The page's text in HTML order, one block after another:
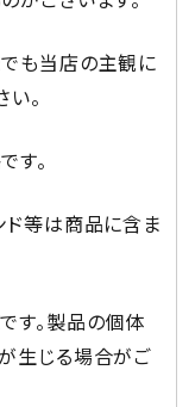
も当店の主観に
。
す。
ド等は商品に含ま
す。製品の個体
生じる場合がご